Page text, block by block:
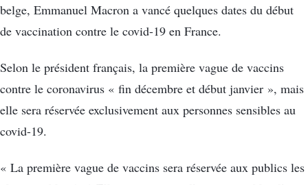
belge, Emmanuel Macron a vancé quelques dates du début
de vaccination contre le covid-19 en France.
Selon le président français, la première vague de vaccins
contre le coronavirus « fin décembre et début janvier », mais
elle sera réservée exclusivement aux personnes sensibles au
covid-19.
« La première vague de vaccins sera réservée aux publics les